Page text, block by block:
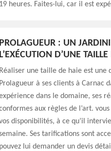
19 heures. Faites-lui, car il est
PROLAGUEUR : UN
L’EXÉCUTION D’UNE
Réaliser une taille de haie est
Prolagueur à ses clients à Carnac
dans le domaine, ses
aux règles de l’art.
disponibilités, à ce qu’il
Ses tarifications sont
pouvez lui demander un devis